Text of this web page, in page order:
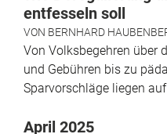
entfesseln soll
VON BERNHARD
Von Volksbegehren über
und Gebühren bis zu
Sparvorschläge liegen
April 2025